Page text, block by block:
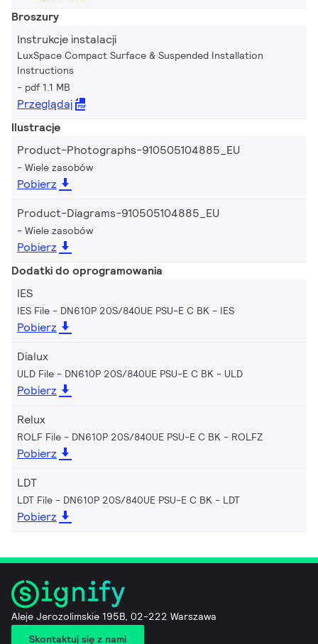
Broszury
Instrukcje instalacji
LuxSpace Compact Surface & Suspended Installation
Instructions
pdf 1.1 MB
Przeglądaj
Ilustracje
Product-Photographs-910505104885_EU
Wiele zasobów
Pobierz
Product-Diagrams-910505104885_EU
Wiele zasobów
Pobierz
Dodatki do oprogramowania
IES
IES File - DN610P 20S/840UE PSU-E C BK IES
Pobierz
Dialux
ULD File - DN610P 20S/840UE PSU-E C BK ULD
Pobierz
Relux
ROLF File - DN610P 20S/840UE PSU-E C BK ROLFZ
Pobierz
LDT
LDT File - DN610P 20S/840UE PSU-E C BK LDT
Pobierz
Aleje Jerozolimskie 195B, 02-222 Warszawa
Skontaktuj się z nami